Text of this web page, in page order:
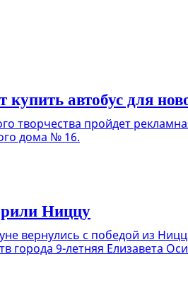
автобус для
творчества пройдет
дома № 16.
Ниццу
вернулись с победой из
города 9-летняя Елизавета